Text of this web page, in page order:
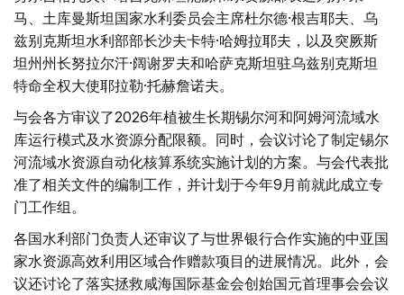
马、土库曼斯坦国家水利委员会主席杜尔德·根吉耶夫、乌
兹别克斯坦水利部部长沙夫卡特·哈姆拉耶夫，以及突厥斯
坦州州长努拉尔汗·阔谢罗夫和哈萨克斯坦驻乌兹别克斯坦
特命全权大使耶拉勒·托赫詹诺夫。
与会各方审议了2026年植被生长期锡尔河和阿姆河流域水
库运行模式及水资源分配限额。同时，会议讨论了制定锡尔
河流域水资源自动化核算系统实施计划的方案。与会代表批
准了相关文件的编制工作，并计划于今年9月前就此成立专
门工作组。
各国水利部门负责人还审议了与世界银行合作实施的中亚国
家水资源高效利用区域合作赠款项目的进展情况。此外，会
议还讨论了落实拯救咸海国际基金会创始国元首理事会会议